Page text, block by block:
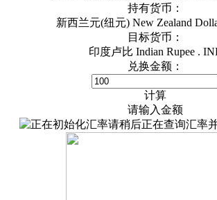
持有货币：
新西兰元(纽元) New Zealand
目标货币：
印度卢比 Indian Rupee .
兑换金额：
计算
请输入金额
正在查询汇率